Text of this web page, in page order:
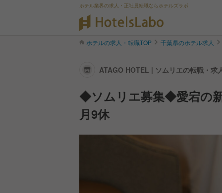
ホテル業界の求人・正社員転職ならホテルズラボ
ホテルの求人・転職TOP 千葉県のホテル求人
ATAGO HOTEL | ソムリエの転職・求
◆ソムリエ募集◆愛宕の
月9休